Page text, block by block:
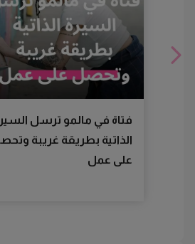
فتاة في مالمو ترسل
الذاتية بطريقة غريبة
على عمل